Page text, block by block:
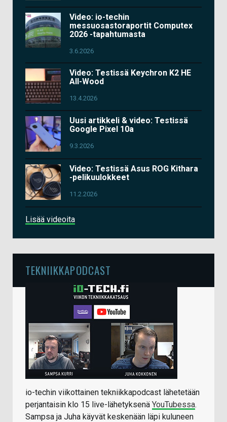
Video: io-techin
messuosastoraportit Computex
2026 -tapahtumasta
3.6.2026
Video: Testissä Keychron K2 HE
All-Wood
13.4.2026
Uusi artikkeli & video: Testissä
Google Pixel 10a
9.3.2026
Video: Testissä Asus ROG Kithara
-pelikuulokkeet
11.2.2026
Lisää videoita
TEKNIIKKAPODCAST
io-techin viikottainen tekniikkapodcast lähetetään
perjantaisin klo 15 live-lähetyksenä YouTubessa.
Sampsa ja Juha käyvät keskenään läpi kuluneen